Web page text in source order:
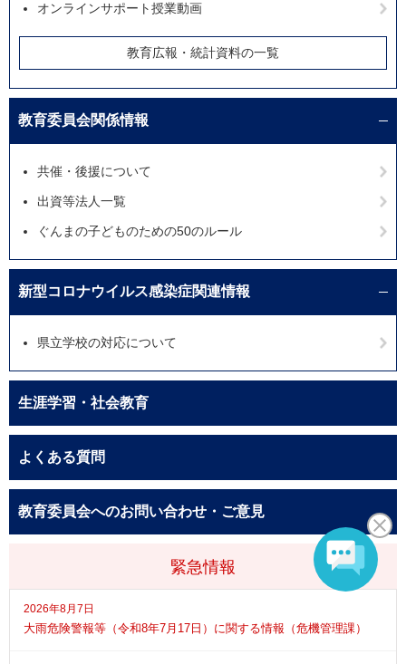
緊急情報
2026年8月7日
大雨危険警報等（令和8年7月17日）に関する情報（危機管理課）
オンラインサポート授業動画
教育広報・統計資料の一覧
教育委員会関係情報
共催・後援について
出資等法人一覧
ぐんまの子どものための50のルール
新型コロナウイルス感染症関連情報
県立学校の対応について
生涯学習・社会教育
よくある質問
教育委員会へのお問い合わせ・ご意見